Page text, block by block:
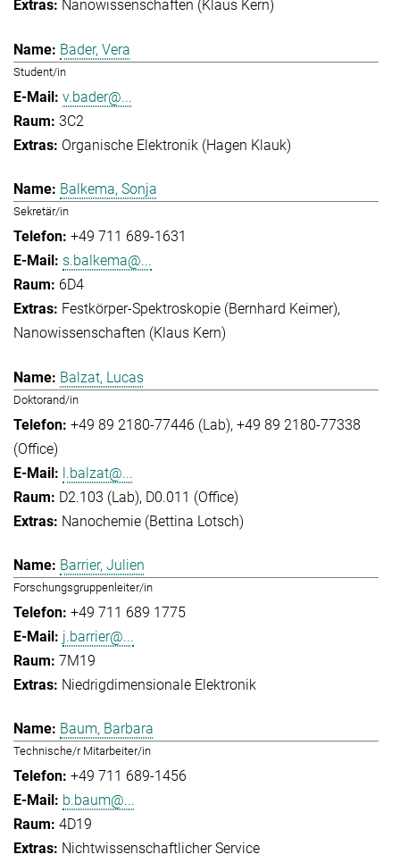
Nanowissenschaften (Klaus Kern)
Bader, Vera
Student/in
v.bader@...
3C2
Organische Elektronik (Hagen Klauk)
Balkema, Sonja
Sekretär/in
+49 711 689-1631
s.balkema@...
6D4
Festkörper-Spektroskopie (Bernhard Keimer)
Nanowissenschaften (Klaus Kern)
Balzat, Lucas
Doktorand/in
+49 89 2180-77446 (Lab) +49 89 2180-77338
(Office)
l.balzat@...
D2.103 (Lab), D0.011 (Office)
Nanochemie (Bettina Lotsch)
Barrier, Julien
Forschungsgruppenleiter/in
+49 711 689 1775
j.barrier@...
7M19
Niedrigdimensionale Elektronik
Baum, Barbara
Technische/r Mitarbeiter/in
+49 711 689-1456
b.baum@...
4D19
Nichtwissenschaftlicher Service